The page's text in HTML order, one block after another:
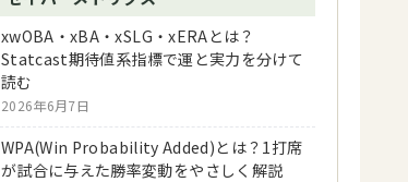
xwOBA・xBA・xSLG・xERAとは？
Statcast期待値系指標で運と実力を分けて
読む
2026年6月7日
WPA(Win Probability Added)とは？1打席
が試合に与えた勝率変動をやさしく解説